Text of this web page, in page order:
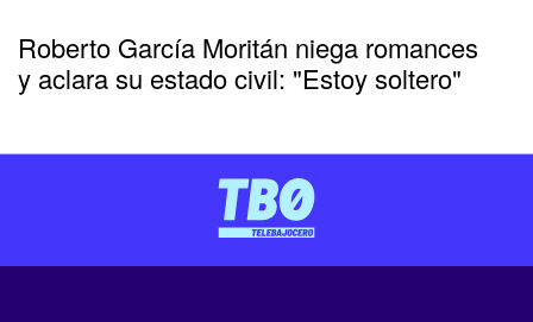
Roberto García Moritán niega romances
y aclara su estado civil: "Estoy soltero"